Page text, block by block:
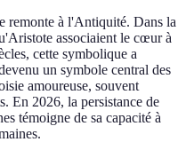
remonte à l'Antiquité. Dans la
associaient le cœur à
cette symbolique a
un symbole central des
amoureuse, souvent
En 2026, la persistance de
témoigne de sa capacité à